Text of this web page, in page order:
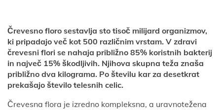
Črevesno floro sestavlja sto tisoč milijard organizmov,
ki pripadajo več kot 500 različnim vrstam. V zdravi
črevesni flori se nahaja približno 85% koristnih bakterij
in največ 15% škodljivih. Njihova skupna teža znaša
približno dva kilograma. Po številu kar za desetkrat
prekašajo število telesnih celic.
Črevesna flora je izredno kompleksna, a uravnotežena